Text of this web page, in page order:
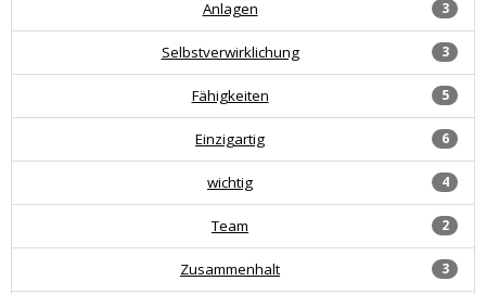
3
Anlagen
3
Selbstverwirklichung
5
Fähigkeiten
6
Einzigartig
4
wichtig
2
Team
3
Zusammenhalt